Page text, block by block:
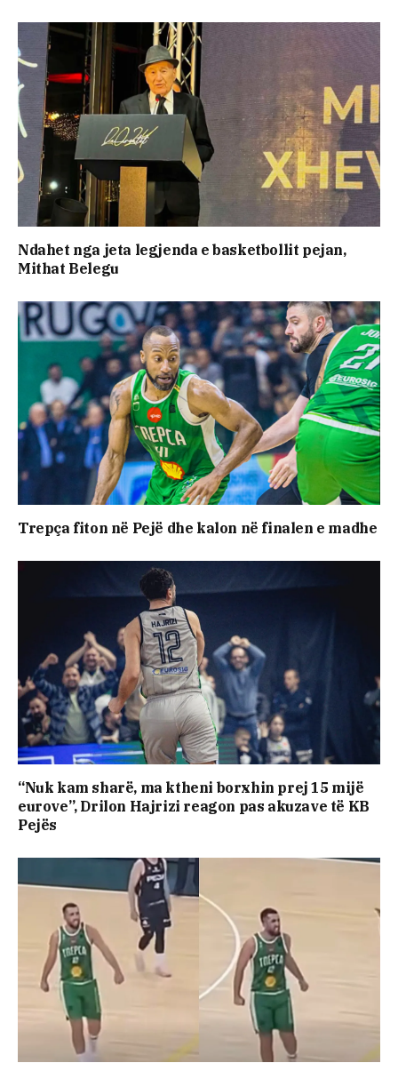
Ndahet nga jeta legjenda e basketbollit pejan,
Mithat Belegu
Trepça fiton në Pejë dhe kalon në finalen e madhe
“Nuk kam sharë, ma ktheni borxhin prej 15 mijë
eurove”, Drilon Hajrizi reagon pas akuzave të KB
Pejës